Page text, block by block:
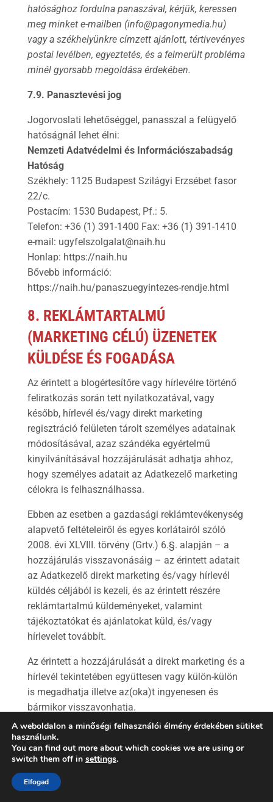
hatósághoz fordulna panaszával, kérjük, keressen
meg minket e-mailben (info@pagonymedia.hu)
vagy a székhelyünkre címzett ajánlott, tértivevényes
postai levélben, egyeztetés, és a felmerült probléma
minél gyorsabb megoldása érdekében.
7.9. Panasztevési jog
Jogorvoslati lehetőséggel, panasszal a felügyelő
hatóságnál lehet élni:
Nemzeti Adatvédelmi és Információszabadság
Hatóság
Székhely: 1125 Budapest Szilágyi Erzsébet fasor
22/c.
Postacím: 1530 Budapest, Pf.: 5.
Telefon: +36 (1) 391-1400 Fax: +36 (1) 391-1410
e-mail: ugyfelszolgalat@naih.hu
Honlap: https://naih.hu
Bővebb információ:
https://naih.hu/panaszuegyintezes-rendje.html
8. REKLÁMTARTALMÚ
(MARKETING CÉLÚ) ÜZENETEK
KÜLDÉSE ÉS FOGADÁSA
Az érintett a blogértesítőre vagy hírlevélre történő
feliratkozás során tett nyilatkozatával, vagy
később, hírlevél és/vagy direkt marketing
regisztráció felületen tárolt személyes adatainak
módosításával, azaz szándéka egyértelmű
kinyilvánításával hozzájárulását adhatja ahhoz,
hogy személyes adatait az Adatkezelő marketing
célokra is felhasználhassa.
Ebben az esetben a gazdasági reklámtevékenység
alapvető feltételeiről és egyes korlátairól szóló
2008. évi XLVIII. törvény (Grtv.) 6.§. alapján – a
hozzájárulás visszavonásáig – az érintett adatait
az Adatkezelő direkt marketing és/vagy hírlevél
küldés céljából is kezeli, és az érintett részére
reklámtartalmú küldeményeket, valamint
tájékoztatókat és ajánlatokat küld, és/vagy
hírlevelet továbbít.
Az érintett a hozzájárulását a direkt marketing és a
hírlevél tekintetében együttesen vagy külön-külön
is megadhatja illetve az(oka)t ingyenesen és
bármikor visszavonhatja.
A feliratkozás törlését (ún. „leiratkozás”) az
Adatkezelő minden esetben a hozzájárulás
visszavonásának tekinti. A direkt marketing
és/vagy hírlevél célú adatkezeléshez hozzájárulás
visszavonását az Adatkezelő ugyanakkor nem
A weboldalon a minőségi felhasználói élmény érdekében sütiket
használunk.
You can find out more about which cookies we are using or
switch them off in settings.
Elfogad